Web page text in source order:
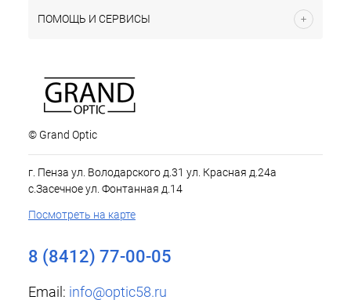
ПОМОЩЬ И СЕРВИСЫ
© Grand Optic
г. Пенза ул. Володарского д.31 ул. Красная д.24а
с.Засечное ул. Фонтанная д.14
Посмотреть на карте
8 (8412) 77-00-05
Email: info@optic58.ru